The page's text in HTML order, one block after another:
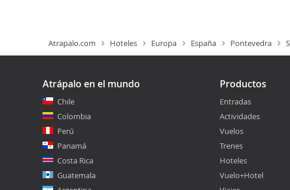
Atrapalo.com Hoteles Europa España Pontevedra
Atrápalo en el mundo
Chile
Colombia
Perú
Panamá
Costa Rica
Guatemala
Productos
Entradas
Actividades
Vuelos
Trenes
Hoteles
Vuelo+Hotel